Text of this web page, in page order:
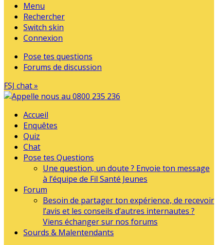
Menu
Rechercher
Switch skin
Connexion
Pose tes questions
Forums de discussion
FSJ chat »
Accueil
Enquêtes
Quiz
Chat
Pose tes Questions
Une question, un doute ? Envoie ton message
à l’équipe de Fil Santé Jeunes
Forum
Besoin de partager ton expérience, de recevoir
l’avis et les conseils d’autres internautes ?
Viens échanger sur nos forums
Sourds & Malentendants